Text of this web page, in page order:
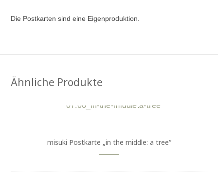
Die Postkarten sind eine Eigenproduktion.
Ähnliche Produkte
misuki Postkarte „in the middle: a tree“